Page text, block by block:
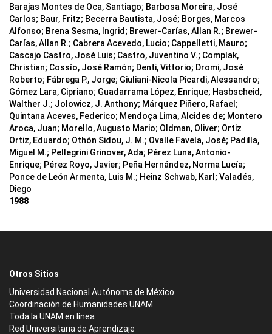
Barajas Montes de Oca, Santiago; Barbosa Moreira, José
Carlos; Baur, Fritz; Becerra Bautista, José; Borges, Marcos
Alfonso; Brena Sesma, Ingrid; Brewer-Carías, Allan R.; Brewer-
Carías, Allan R.; Cabrera Acevedo, Lucio; Cappelletti, Mauro;
Cascajo Castro, José Luis; Castro, Juventino V.; Complak,
Christian; Cossío, José Ramón; Denti, Vittorio; Dromi, José
Roberto; Fábrega P., Jorge; Giuliani-Nicola Picardi, Alessandro;
Gómez Lara, Cipriano; Guadarrama López, Enrique; Hasbscheid,
Walther J.; Jolowicz, J. Anthony; Márquez Piñero, Rafael;
Quintana Aceves, Federico; Mendoça Lima, Alcides de; Montero
Aroca, Juan; Morello, Augusto Mario; Oldman, Oliver; Ortiz
Ortiz, Eduardo; Othón Sidou, J. M.; Ovalle Favela, José; Padilla,
Miguel M.; Pellegrini Grinover, Ada; Pérez Luna, Antonio-
Enrique; Pérez Royo, Javier; Peña Hernández, Norma Lucía;
Ponce de León Armenta, Luis M.; Heinz Schwab, Karl; Valadés,
Diego
1988
Otros Sitios
Universidad Nacional Autónoma de México
Coordinación de Humanidades UNAM
Toda la UNAM en línea
Red Universitaria de Aprendizaje